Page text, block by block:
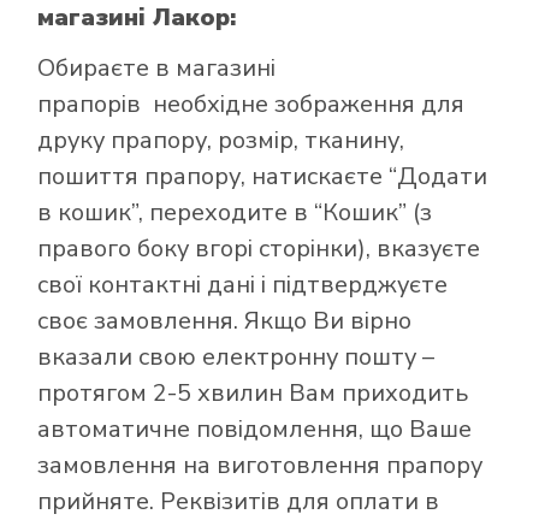
магазині Лакор:
Обираєте в магазині
прапорів необхідне зображення для
друку прапору, розмір, тканину,
пошиття прапору, натискаєте “Додати
в кошик”, переходите в “Кошик” (з
правого боку вгорі сторінки), вказуєте
свої контактні дані і підтверджуєте
своє замовлення. Якщо Ви вірно
вказали свою електронну пошту –
протягом 2-5 хвилин Вам приходить
автоматичне повідомлення, що Ваше
замовлення на виготовлення прапору
прийняте. Реквізитів для оплати в